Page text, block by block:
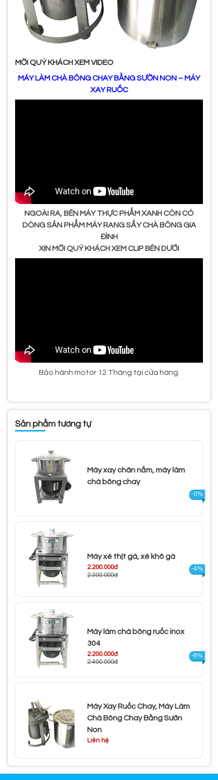
MỜI QUÝ KHÁCH XEM VIDEO
MÁY LÀM CHÀ BÔNG CHAY BẰNG SƯỜN NON – MÁY
XAY RUỐC
NGOÀI RA, BÊN MÁY THỰC PHẨM XANH CÒN CÓ
DÒNG SẢN PHẨM MÁY RANG SẤY CHÀ BÔNG GIA
ĐÌNH
XIN MỜI QUÝ KHÁCH XEM CLIP BÊN DƯỚI
Bảo hành motor 12 Tháng tại cửa hàng.
Sản phẩm tương tự
Máy xay chân nấm, máy làm
chà bông chay
-0%
Máy xé thịt gà, xé khô gà
2.200.000đ
2.300.000đ
-4%
Máy làm chà bông ruốc inox
304
2.200.000đ
2.400.000đ
-8%
Máy Xay Ruốc Chay, Máy Làm
Chà Bông Chay Bằng Sườn
Non
Liên hệ